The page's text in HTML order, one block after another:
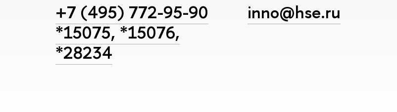
+7 (495) 772-95-90
*15075, *15076,
*28234
inno@hse.ru